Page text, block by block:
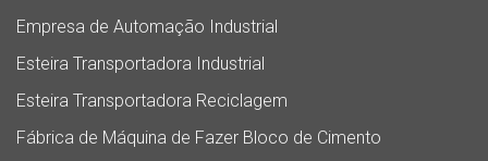
Empresa de Automação Industrial
Esteira Transportadora Industrial
Esteira Transportadora Reciclagem
Fábrica de Máquina de Fazer Bloco de Cimento